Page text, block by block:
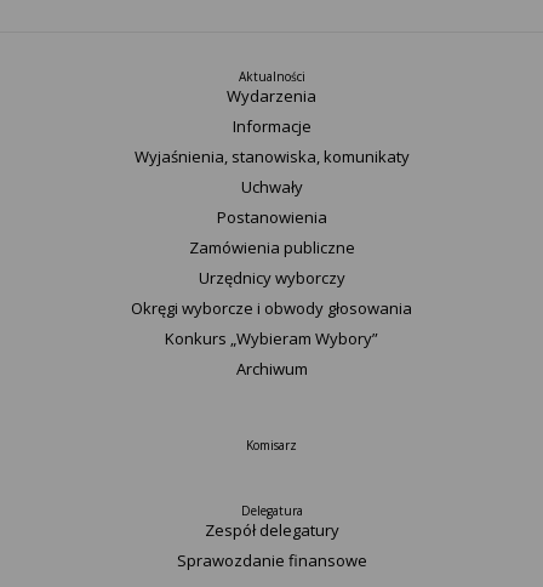
Aktualności
Wydarzenia
Informacje
Wyjaśnienia, stanowiska, komunikaty
Uchwały
Postanowienia
Zamówienia publiczne
Urzędnicy wyborczy
Okręgi wyborcze i obwody głosowania
Konkurs „Wybieram Wybory”
Archiwum
Komisarz
Delegatura
Zespół delegatury
Sprawozdanie finansowe